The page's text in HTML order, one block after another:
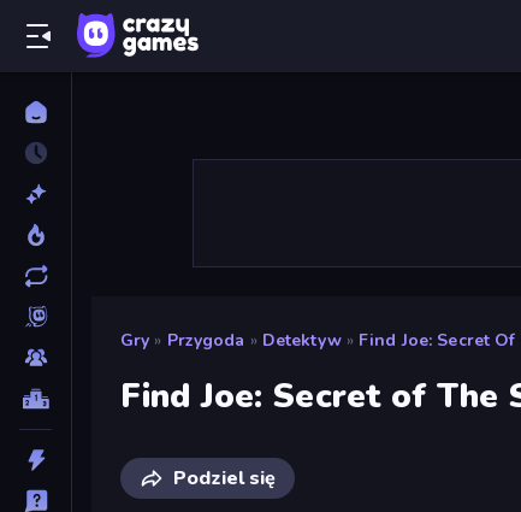
Gry » Przygoda » Detektyw » Find Joe: Secret
Find Joe: Secret of The
Podziel się